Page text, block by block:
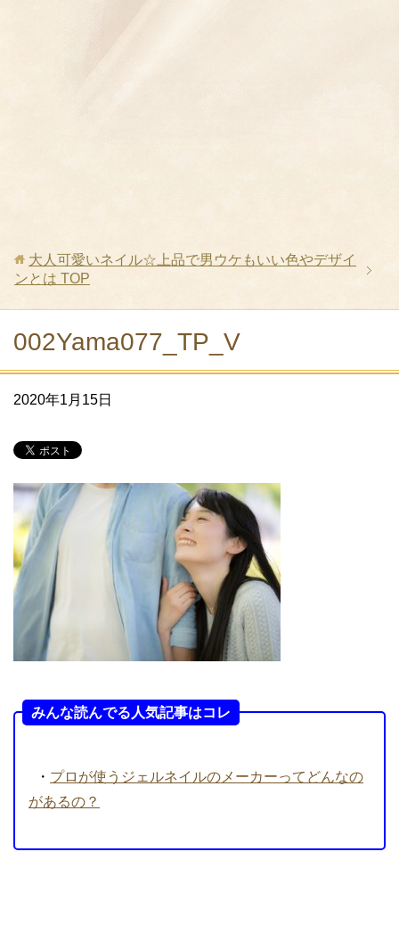
大人可愛いネイル☆上品で男ウケもいい色やデザイ
ンとは TOP
002Yama077_TP_V
2020年1月15日
みんな読んでる人気記事はコレ
・ プロが使うジェルネイルのメーカーってどんなの
があるの？